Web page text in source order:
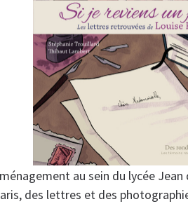
au sein du lycée
des lettres et des